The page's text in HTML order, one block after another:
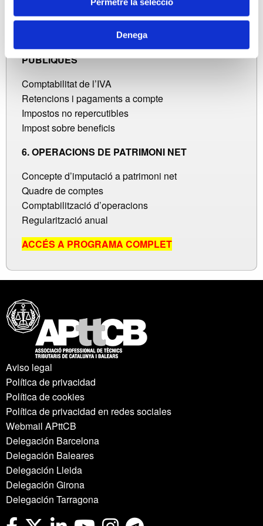
Denega
Passiu
PÚBLIQUES
Comptabilitat de l’IVA
Retencions i pagaments a compte
Impostos no repercutibles
Impost sobre beneficis
6. OPERACIONS DE PATRIMONI NET
Concepte d’imputació a patrimoni net
Quadre de comptes
Comptabilització d’operacions
Regularització anual
ACCÉS A PROGRAMA COMPLET
Aviso legal
Política de privacidad
Política de cookies
Política de privacidad en redes sociales
Webmail APttCB
Delegación Barcelona
Delegación Baleares
Delegación Lleida
Delegación Girona
Delegación Tarragona